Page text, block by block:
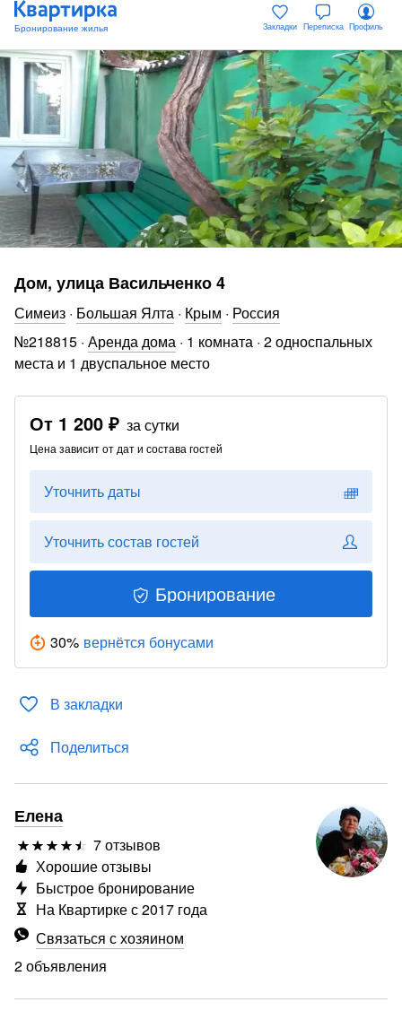
Закладки Переписка Профиль
Дом, улица Васильченко 4
Симеиз · Большая Ялта · Крым · Россия
№218815 · Аренда дома · 1 комната · 2 односпальных
места и 1 двуспальное место
От 1 200 ₽ за сутки
Цена зависит от дат и состава гостей
Уточнить даты
Уточнить состав гостей
Бронирование
30% вернётся бонусами
В закладки
Поделиться
Елена
7 отзывов
Связаться с хозяином
2 объявления
Хорошие отзывы
Быстрое бронирование
На Квартирке с 2017 года